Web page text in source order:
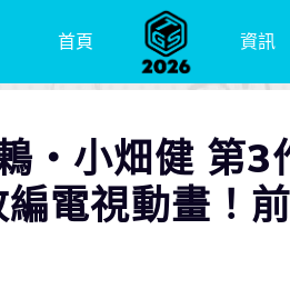
首頁 資訊
・小畑健 第
電視動畫！